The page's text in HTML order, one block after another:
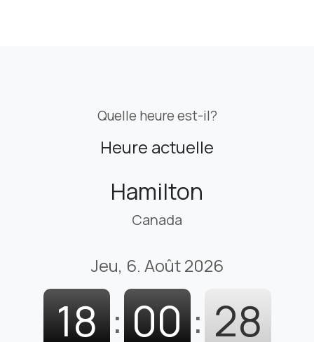
Quelle heure est-il?
Heure actuelle
Hamilton
Canada
Jeu, 6. Août 2026
18 : 00 : 29